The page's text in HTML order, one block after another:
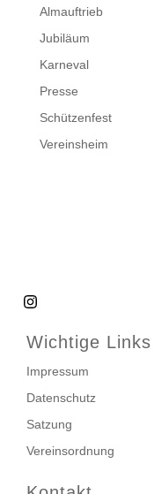
Almauftrieb
Jubiläum
Karneval
Presse
Schützenfest
Vereinsheim
Wichtige Links
Impressum
Datenschutz
Satzung
Vereinsordnung